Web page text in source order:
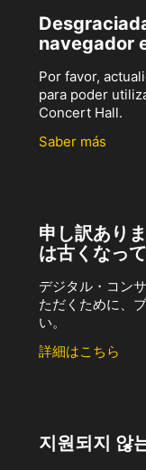
navegador
Por favor,
para poder
Concert Hall.
Saber más
申し訳あり
は古くなっ
デジタル・コン
ただくために、
い。
詳細はこちら
지원되지 않